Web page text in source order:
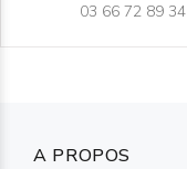
03 66 72 89 34
A PROPOS